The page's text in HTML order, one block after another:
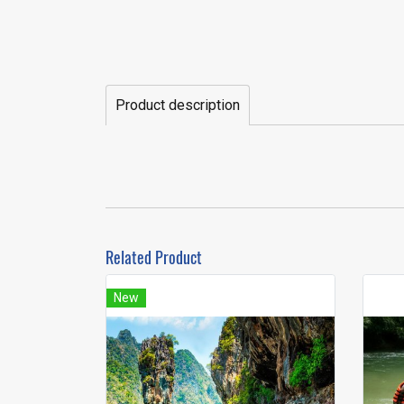
Product description
Related Product
New